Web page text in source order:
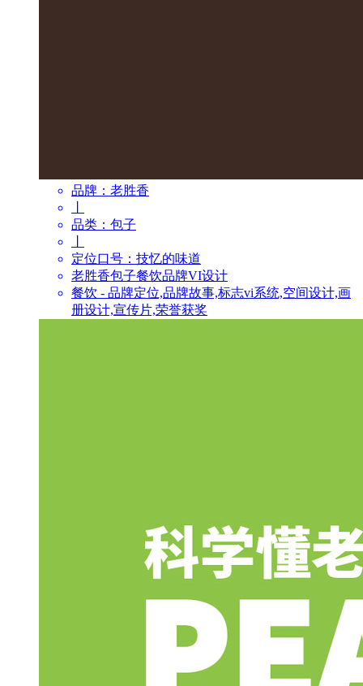
品牌： 老胜香
品类： 包子
定位口号： 技忆的味道
老胜香包子餐饮品牌VI设计
餐饮 - 品牌定位,品牌故事,标志vi系统,空间设计,画
册设计,宣传片,荣誉获奖